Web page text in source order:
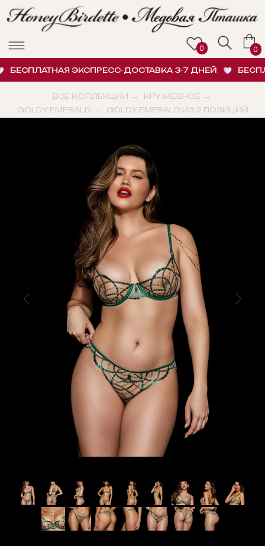
ЭКСПРЕСС-ДОСТАВКА 3-7 ДНЕЙ
ВСЕ КОЛЛЕКЦИИ → КРУЖЕВНОЕ →
GOLDY EMERALD → GOLDY EMERALD ИЗ 2 ПОЗИЦИЙ